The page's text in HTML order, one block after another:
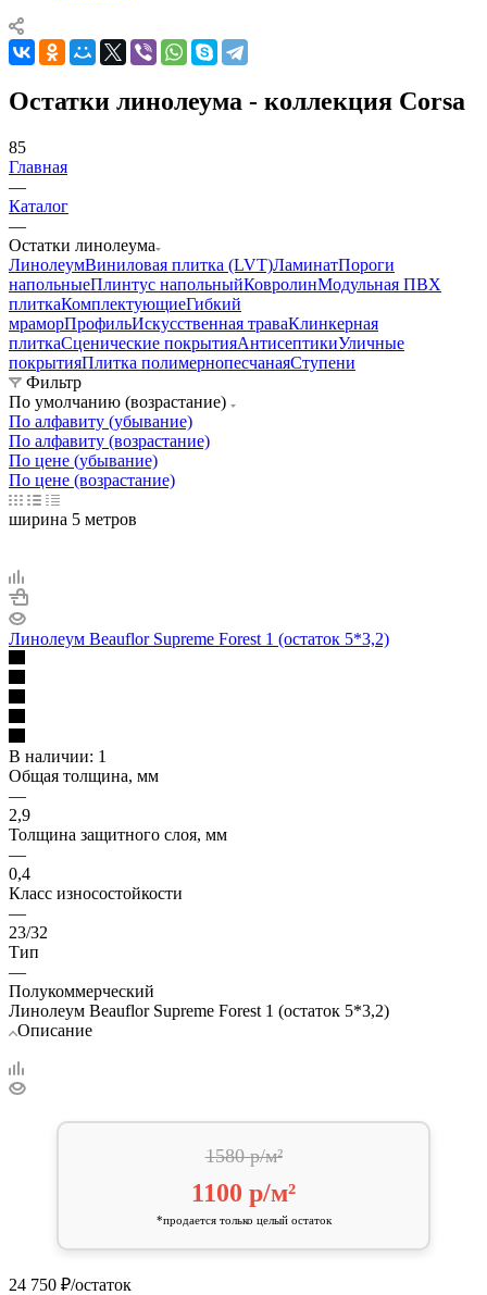
Остатки линолеума - коллекция Corsa
85
Главная
—
Каталог
—
Остатки линолеума
ЛинолеумВиниловая плитка (LVT)ЛаминатПороги
напольныеПлинтус напольныйКовролинМодульная ПВХ
плиткаКомплектующиеГибкий
мраморПрофильИскусственная траваКлинкерная
плиткаСценические покрытияАнтисептикиУличные
покрытияПлитка полимернопесчанаяСтупени
Фильтр
По умолчанию (возрастание)
По алфавиту (убывание)
По алфавиту (возрастание)
По цене (убывание)
По цене (возрастание)
ширина 5 метров
Линолеум Beauflor Supreme Forest 1 (остаток 5*3,2)
В наличии: 1
Общая толщина, мм
—
2,9
Толщина защитного слоя, мм
—
0,4
Класс износостойкости
—
23/32
Тип
—
Полукоммерческий
Линолеум Beauflor Supreme Forest 1 (остаток 5*3,2)
Описание
1580 р/м²
1100 р/м²
*продается только целый остаток
24 750 ₽/остаток